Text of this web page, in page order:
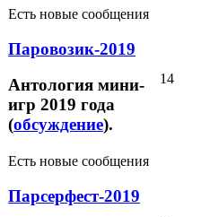
Есть новые сообщения
Паровозик-2019
Антология мини-
игр 2019 года
(обсуждение).
14
Есть новые сообщения
Парсерфест-2019